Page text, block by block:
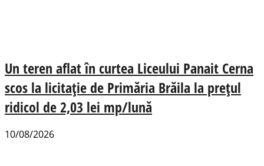
Un teren aflat în curtea Liceului Panait Cerna
scos la licitație de Primăria Brăila la prețul
ridicol de 2,03 lei mp/lună
10/08/2026